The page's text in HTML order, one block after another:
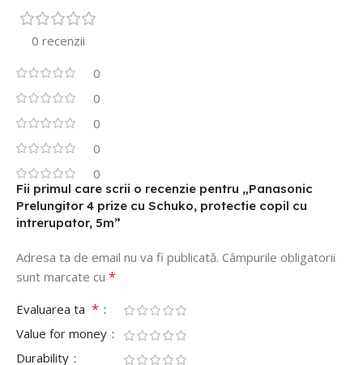
0 recenzii
0
0
0
0
0
Fii primul care scrii o recenzie pentru „Panasonic
Prelungitor 4 prize cu Schuko, protectie copil cu
intrerupator, 5m”
Adresa ta de email nu va fi publicată. Câmpurile obligatorii
sunt marcate cu *
Evaluarea ta *
Value for money
Durability